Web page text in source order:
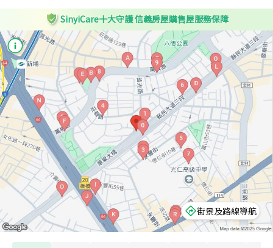
SinyiCare十大守護 信義房屋購售屋服務保障
街景及路線導航